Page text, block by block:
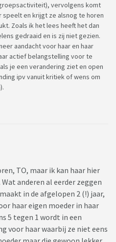
vervolgens komt
en krijgt ze alsnog te horen
Zoals ik het lees heeft het dan
gedraaid en is zij niet gezien.
aandacht voor haar en haar
actief belangstelling voor te
je een verandering ziet en open
ipv vanuit kritiek of wens om
TO, maar ik kan haar hier
anderen al eerder zeggen
in de afgelopen 2 (!) jaar,
haar eigen moeder in haar
5 tegen 1 wordt in een
voor haar waarbij ze niet eens